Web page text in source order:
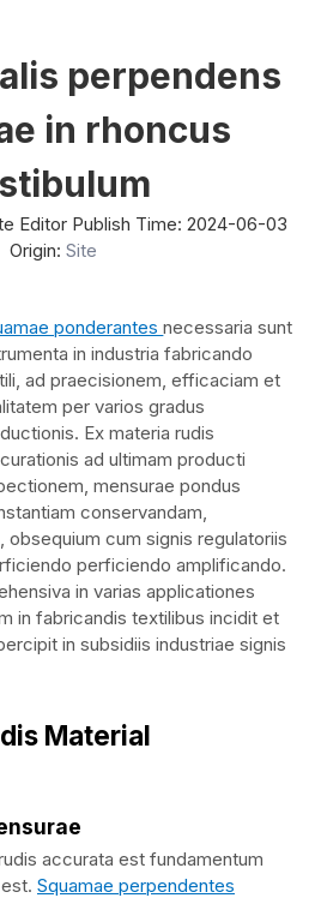
perpendens
in rhoncus
Editor Publish Time: 2024-06-03
Origin: Site
ponderantesnecessaria sunt
in industria fabricando
ad praecisionem, efficaciam et
per varios gradus
Ex materia rudis
ad ultimam producti
mensurae pondus
conservandam,
cum signis regulatoriis
perficiendo amplificando.
in varias applicationes
in fabricandis textilibus incidit et
in subsidiis industriae signis
Material
accurata est fundamentum
Squamae perpendentes